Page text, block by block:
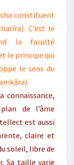
constituent
C’est le
la faculté
le principe qui
le sens du
connaissance,
de l’âme
est aussi
claire et
soleil, libre de
Sa taille varie